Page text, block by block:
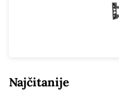
Najčitanije